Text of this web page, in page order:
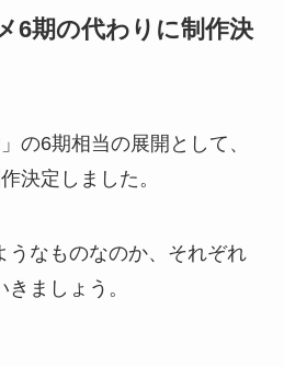
6期の代わりに制作決
の6期相当の展開として、
決定しました。
うなものなのか、それぞれ
ましょう。